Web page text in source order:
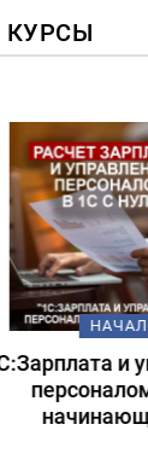
КУРСЫ
14.08.2026
управление
для